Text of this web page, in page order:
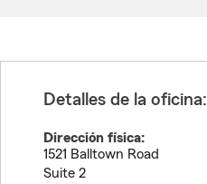
Detalles de la oficina:
Dirección física:
1521 Balltown Road
Suite 2